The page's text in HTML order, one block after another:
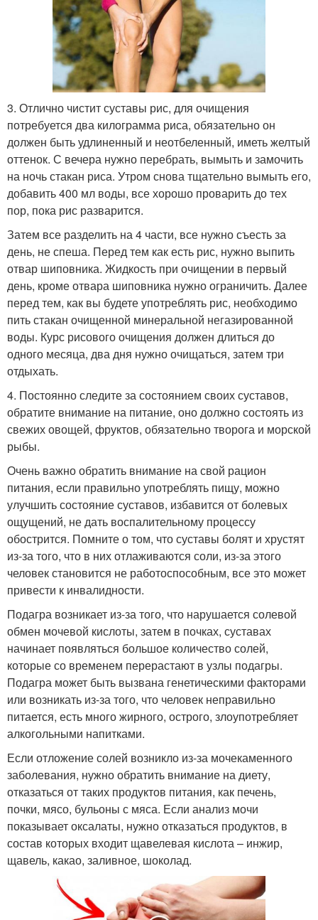
3. Отлично чистит суставы рис, для очищения
потребуется два килограмма риса, обязательно он
должен быть удлиненный и неотбеленный, иметь желтый
оттенок. С вечера нужно перебрать, вымыть и замочить
на ночь стакан риса. Утром снова тщательно вымыть его,
добавить 400 мл воды, все хорошо проварить до тех
пор, пока рис разварится.
Затем все разделить на 4 части, все нужно съесть за
день, не спеша. Перед тем как есть рис, нужно выпить
отвар шиповника. Жидкость при очищении в первый
день, кроме отвара шиповника нужно ограничить. Далее
перед тем, как вы будете употреблять рис, необходимо
пить стакан очищенной минеральной негазированной
воды. Курс рисового очищения должен длиться до
одного месяца, два дня нужно очищаться, затем три
отдыхать.
4. Постоянно следите за состоянием своих суставов,
обратите внимание на питание, оно должно состоять из
свежих овощей, фруктов, обязательно творога и морской
рыбы.
Очень важно обратить внимание на свой рацион
питания, если правильно употреблять пищу, можно
улучшить состояние суставов, избавится от болевых
ощущений, не дать воспалительному процессу
обострится. Помните о том, что суставы болят и хрустят
из-за того, что в них отлаживаются соли, из-за этого
человек становится не работоспособным, все это может
привести к инвалидности.
Подагра возникает из-за того, что нарушается солевой
обмен мочевой кислоты, затем в почках, суставах
начинает появляться большое количество солей,
которые со временем перерастают в узлы подагры.
Подагра может быть вызвана генетическими факторами
или возникать из-за того, что человек неправильно
питается, есть много жирного, острого, злоупотребляет
алкогольными напитками.
Если отложение солей возникло из-за мочекаменного
заболевания, нужно обратить внимание на диету,
отказаться от таких продуктов питания, как печень,
почки, мясо, бульоны с мяса. Если анализ мочи
показывает оксалаты, нужно отказаться продуктов, в
состав которых входит щавелевая кислота – инжир,
щавель, какао, заливное, шоколад.